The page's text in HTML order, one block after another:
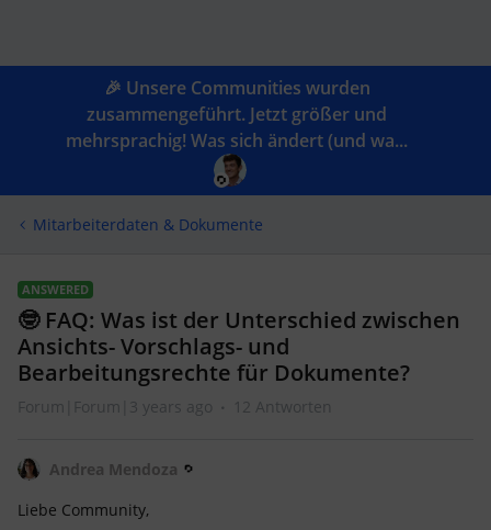
🎉 Unsere Communities wurden
zusammengeführt. Jetzt größer und
mehrsprachig! Was sich ändert (und wa...
Mitarbeiterdaten & Dokumente
ANSWERED
🤓 FAQ: Was ist der Unterschied zwischen
Ansichts- Vorschlags- und
Bearbeitungsrechte für Dokumente?
Forum|Forum|3 years ago 12 Antworten
Andrea Mendoza
Liebe Community,